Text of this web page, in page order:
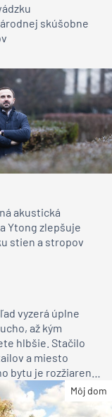
skúšobne
akustická
Ytong zlepšuje
stien a stropov
vyzerá úplne
až kým
hlbšie. Stačilo
a miesto
bytu je rozžiarené
pre rodinu
Môj dom